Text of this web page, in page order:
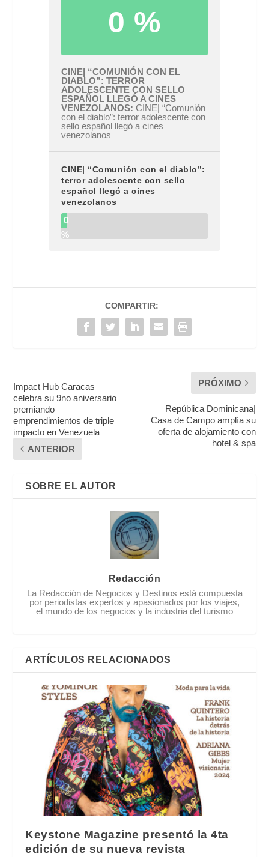
0 %
CINE| “COMUNIÓN CON EL
DIABLO”: TERROR
ADOLESCENTE CON SELLO
ESPAÑOL LLEGÓ A CINES
VENEZOLANOS CINE| “Comunión
con el diablo”: terror adolescente con
sello español llegó a cines
venezolanos
CINE| “Comunión con el diablo”:
terror adolescente con sello
español llegó a cines
venezolanos
0
%
COMPARTIR:
Impact Hub Caracas
celebra su 9no aniversario
premiando
emprendimientos de triple
impacto en Venezuela
ANTERIOR
PRÓXIMO
República Dominicana|
Casa de Campo amplía su
oferta de alojamiento con
hotel & spa
SOBRE EL AUTOR
Redacción
La Redacción de Negocios y Destinos está compuesta
por periodistas expertos y apasionados por los viajes,
el mundo de los negocios y la industria del turismo
ARTÍCULOS RELACIONADOS
Keystone Magazine presentó la 4ta
edición de su nueva revista